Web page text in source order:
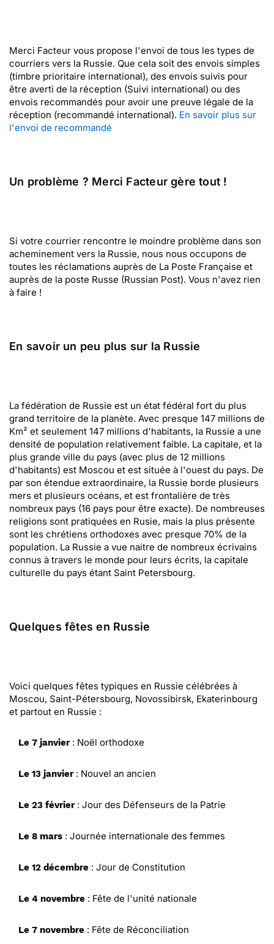
Merci Facteur vous propose l'envoi de tous les types de
courriers vers la Russie. Que cela soit des envois simples
(timbre prioritaire international), des envois suivis pour
être averti de la réception (Suivi international) ou des
envois recommandés pour avoir une preuve légale de la
réception (recommandé international). En savoir plus sur
l'envoi de recommandé
Un problème ? Merci Facteur gère tout !
Si votre courrier rencontre le moindre problème dans son
acheminement vers la Russie, nous nous occupons de
toutes les réclamations auprès de La Poste Française et
auprès de la poste Russe (Russian Post). Vous n'avez rien
à faire !
En savoir un peu plus sur la Russie
La fédération de Russie est un état fédéral fort du plus
grand territoire de la planète. Avec presque 147 millions de
Km² et seulement 147 millions d'habitants, la Russie a une
densité de population relativement faible. La capitale, et la
plus grande ville du pays (avec plus de 12 millions
d'habitants) est Moscou et est située à l'ouest du pays. De
par son étendue extraordinaire, la Russie borde plusieurs
mers et plusieurs océans, et est frontalière de très
nombreux pays (16 pays pour être exacte). De nombreuses
religions sont pratiquées en Rusie, mais la plus présente
sont les chrétiens orthodoxes avec presque 70% de la
population. La Russie a vue naitre de nombreux écrivains
connus à travers le monde pour leurs écrits, la capitale
culturelle du pays étant Saint Petersbourg.
Quelques fêtes en Russie
Voici quelques fêtes typiques en Russie célébrées à
Moscou, Saint-Pétersbourg, Novossibirsk, Ekaterinbourg
et partout en Russie :
Le 7 janvier: Noël orthodoxe
Le 13 janvier: Nouvel an ancien
Le 23 février: Jour des Défenseurs de la Patrie
Le 8 mars : Journée internationale des femmes
Le 12 décembre : Jour de Constitution
Le 4 novembre : Fête de l'unité nationale
Le 7 novembre : Fête de Réconciliation